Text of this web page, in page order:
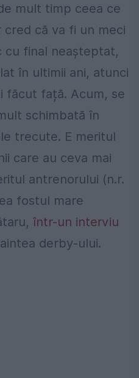
mult timp ceea ce
cred că va fi un meci
cu final neașteptat,
în ultimii ani, atunci
făcut față. Acum, se
schimbată în
trecute. E meritul
care au ceva mai
antrenorului (n.r.
fostul mare
într-un interviu
derby-ului.